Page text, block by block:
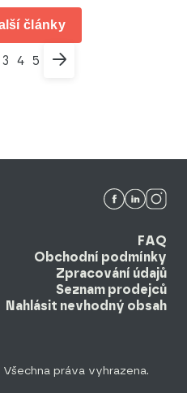
články
3 4 5
FAQ
Obchodní podmínky
Zpracování údajů
Seznam prodejců
Nahlásit nevhodný obsah
práva vyhrazena.